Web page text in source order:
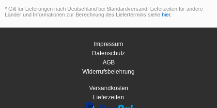
* Gilt für Lieferungen nach Deutschland bei Standardversand. Lieferzeiten für andere
Länder und Informationen zur Berechnung des Liefertermins siehe hier.
Impressum
Datenschutz
AGB
Widerrufsbelehrung
Versandkosten
Lieferzeiten